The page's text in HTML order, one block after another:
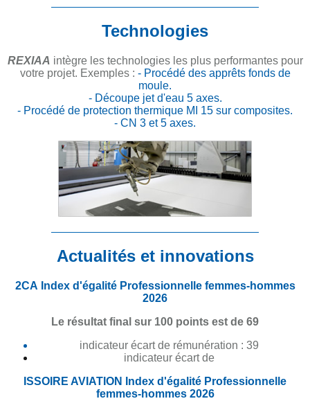
Technologies
REXIAA intègre les technologies les plus performantes pour
votre projet. Exemples : - Procédé des apprêts fonds de
moule.
- Découpe jet d'eau 5 axes.
- Procédé de protection thermique MI 15 sur composites.
- CN 3 et 5 axes.
Actualités et innovations
2CA Index d'égalité Professionnelle femmes-hommes
2026
Le résultat final sur 100 points est de 69
indicateur écart de rémunération : 39
indicateur écart de
ISSOIRE AVIATION Index d'égalité Professionnelle
femmes-hommes 2026